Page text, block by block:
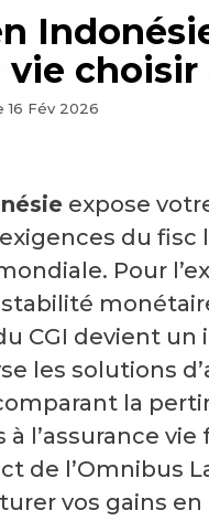
vie
16 Fév 2026
expose
du fisc
Pour
CGI devient
les solutions
la
l’assurance vie
de l’Omnibus
vos gains